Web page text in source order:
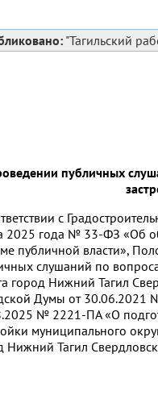
"Тагильский
публичных
с
2025 года № 33-ФЗ «Об
публичной власти»,
слушаний по
город Нижний Тагил
Думы от 30.06.2021
№ 2221-ПА «О
муниципального
Нижний Тагил